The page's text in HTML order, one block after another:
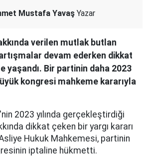
Mustafa Yavaş Yazar
verilen mutlak butlan
devam ederken dikkat
yaşandı. Bir partinin daha 2023
kongresi mahkeme kararıyla
'nin 2023 yılında gerçekleştirdiği
dikkat çeken bir yargı kararı
Hukuk Mahkemesi, partinin
iptaline hükmetti.